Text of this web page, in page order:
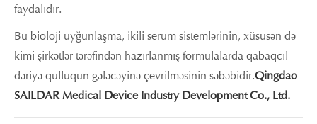
faydalıdır.
Bu bioloji uyğunlaşma, ikili serum sistemlərinin, xüsusən də
kimi şirkətlər tərəfindən hazırlanmış formulalarda qabaqcıl
dəriyə qulluqun gələcəyinə çevrilməsinin səbəbidir.Qingdao
SAILDAR Medical Device Industry Development Co., Ltd.